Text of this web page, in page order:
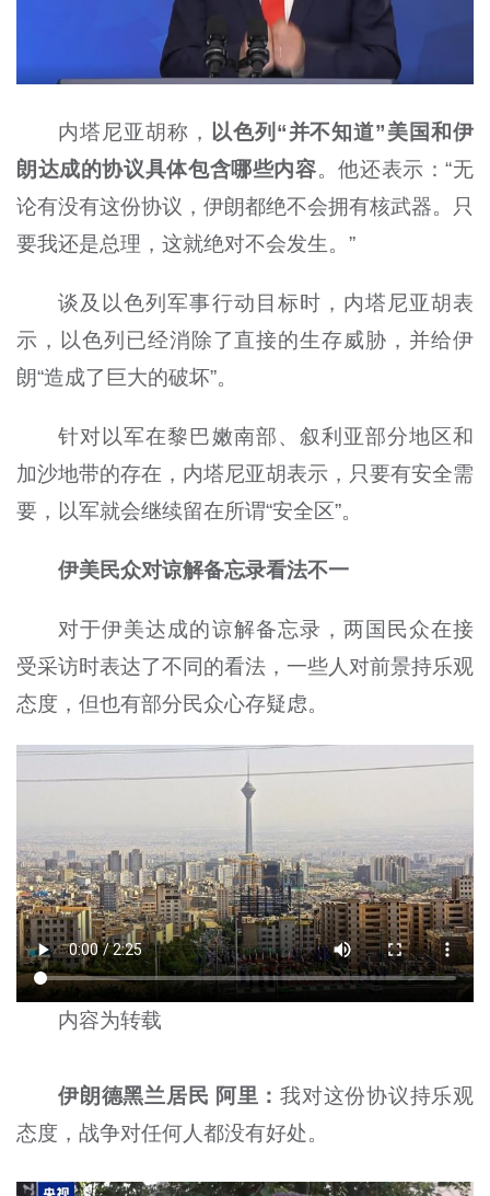
内塔尼亚胡称， 以色列“并不知道”美国和伊
朗达成的协议具体包含哪些内容。他还表示：“无
论有没有这份协议，伊朗都绝不会拥有核武器。只
要我还是总理，这就绝对不会发生。”
谈及以色列军事行动目标时，内塔尼亚胡表
示，以色列已经消除了直接的生存威胁，并给伊
朗“造成了巨大的破坏”。
针对以军在黎巴嫩南部、叙利亚部分地区和
加沙地带的存在，内塔尼亚胡表示，只要有安全需
要，以军就会继续留在所谓“安全区”。
伊美民众对谅解备忘录看法不一
对于伊美达成的谅解备忘录，两国民众在接
受采访时表达了不同的看法，一些人对前景持乐观
态度，但也有部分民众心存疑虑。
内容为转载
伊朗德黑兰居民 阿里：我对这份协议持乐观
态度，战争对任何人都没有好处。